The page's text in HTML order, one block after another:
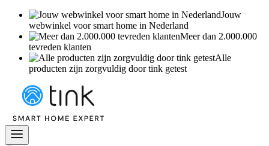
Jouw
webwinkel voor smart home in Nederland
Meer dan 2.000.000
tevreden klanten
Alle
producten zijn zorgvuldig door tink getest